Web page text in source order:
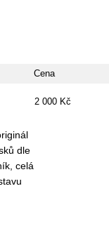
Cena
dle
celá
2 000 Kč